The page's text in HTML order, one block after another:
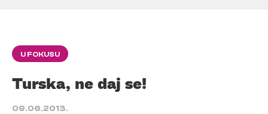
U FOKUSU
Turska, ne daj se!
09.06.2013.